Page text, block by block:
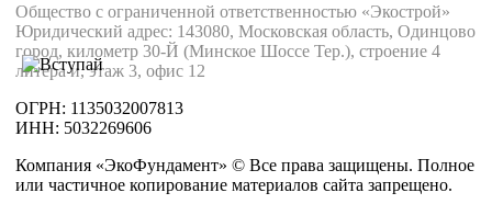
Общество с ограниченной ответственностью «Экострой»
Юридический адрес: 143080, Московская область, Одинцово
город, километр 30-Й (Минское Шоссе Тер.), строение 4
литера и, этаж 3, офис 12
ОГРН: 1135032007813
ИНН: 5032269606
Компания «ЭкоФундамент» © Все права защищены. Полное
или частичное копирование материалов сайта запрещено.